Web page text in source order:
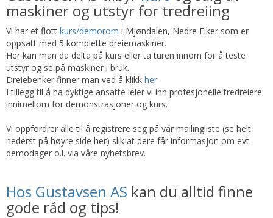
maskiner og utstyr for tredreiing
Vi har et flott kurs/demorom i Mjøndalen, Nedre Eiker som er
oppsatt med 5 komplette dreiemaskiner.
Her kan man da delta på kurs eller ta turen innom for å teste
utstyr og se på maskiner i bruk.
Dreiebenker finner man ved å klikk her
I tillegg til å ha dyktige ansatte leier vi inn profesjonelle tredreiere
innimellom for demonstrasjoner og kurs.
Vi oppfordrer alle til å registrere seg på vår mailingliste (se helt
nederst på høyre side her) slik at dere får informasjon om evt.
demodager o.l. via våre nyhetsbrev.
Hos Gustavsen AS kan du alltid finne
gode råd og tips!